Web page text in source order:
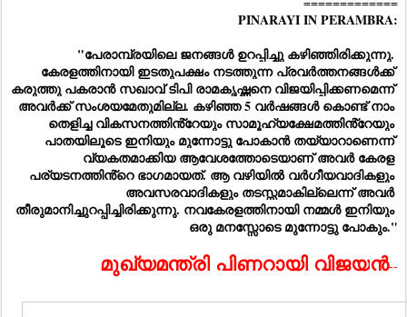
PINARAYI IN PERAMBRA:
"പേരാമ്പ്രയിലെ ജനങ്ങൾ ഉറപ്പിച്ചു കഴിഞ്ഞിരിക്കുന്നു.
കേരളത്തിനായി ഇടതുപക്ഷം നടത്തുന്ന പ്രവർത്തനങ്ങൾക്ക്
കരുത്തു പകരാൻ സഖാവ് ടിപി രാമകൃഷ്ണനെ വിജയിപ്പിക്കണമെന്ന്
അവർക്ക് സംശയമേതുമില്ല. കഴിഞ്ഞ 5 വർഷങ്ങൾ കൊണ്ട് നാം
തെളിച്ച വികസനത്തിൻ്റേയും സാമൂഹ്യക്ഷേമത്തിൻ്റേയും
പാതയിലൂടെ ഇനിയും മുന്നോട്ടു പോകാൻ തയ്യാറാണെന്ന്
വ്യകതമാക്കിയ ആവേശത്തോടെയാണ് അവർ കേരള
പര്യടനത്തിൻ്റെ ഭാഗമായത്. ആ വഴിയിൽ വർഗീയവാദികളും
അവസരവാദികളും തടസ്സമാകില്ലെന്ന് അവർ
തീരുമാനിച്ചുറപ്പിച്ചിരിക്കുന്നു. നവകേരളത്തിനായി നമ്മൾ ഇനിയും
ഒരു മനസ്സോടെ മുന്നോട്ടു പോകും."
മുഖ്യമന്ത്രി പിണറായി വിജയൻ--